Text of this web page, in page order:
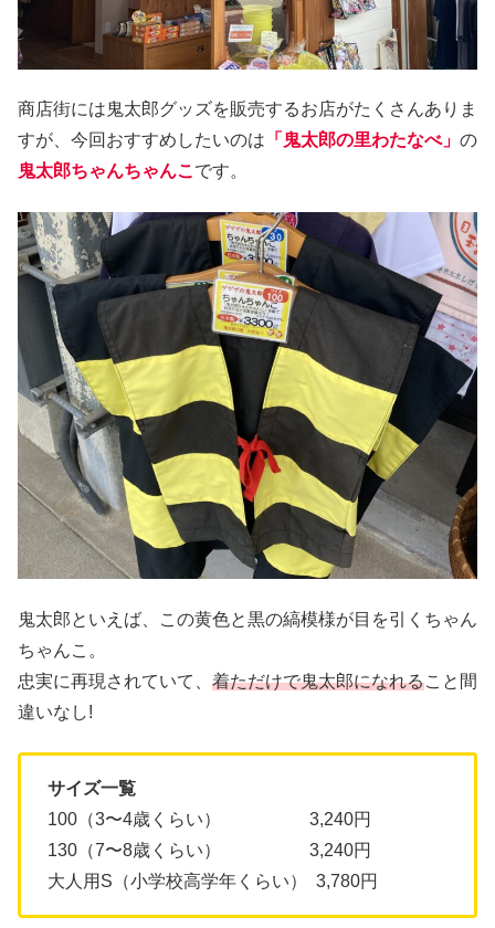
商店街には鬼太郎グッズを販売するお店がたくさんありま
すが、今回おすすめしたいのは 「鬼太郎の里わたなべ」 の
鬼太郎ちゃんちゃんこです。
鬼太郎といえば、この黄色と黒の縞模様が目を引くちゃん
ちゃんこ。
忠実に再現されていて、 着ただけで鬼太郎になれること間
違いなし!
サイズ一覧
100（3〜4歳くらい） 3,240円
130（7〜8歳くらい） 3,240円
大人用S（小学校高学年くらい） 3,780円